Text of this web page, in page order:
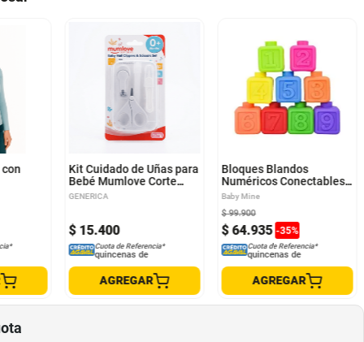
Kit Cuidado de Uñas para
Bebé Mumlove Corte
Seguro Desde el Primer
GENERICA
$ 15.400
Cuota de Referencia*
quincenas de
AGREGAR
Bloques Blandos
Numéricos Conectables
Baby Mine
Baby Mine
$ 64.935 -35%
$ 99.900
Cuota de Referencia*
quincenas de
AGREGAR